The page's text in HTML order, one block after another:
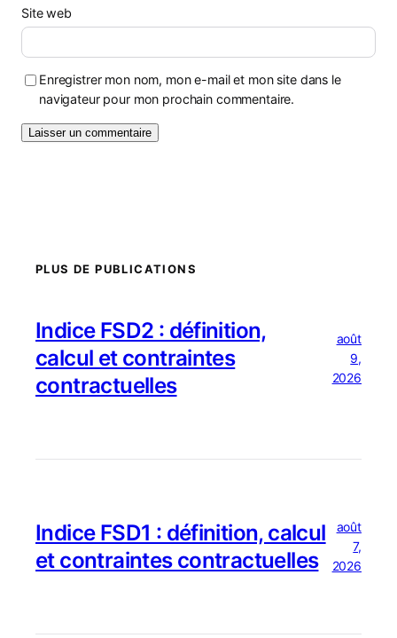
Site web
Enregistrer mon nom, mon e-mail et mon site dans le
navigateur pour mon prochain commentaire.
PLUS DE PUBLICATIONS
Indice FSD2 : définition,
calcul et contraintes
contractuelles
août
9,
2026
Indice FSD1 : définition, calcul
et contraintes contractuelles
août
7,
2026